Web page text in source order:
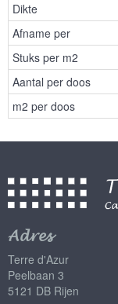
Dikte
Afname per
Stuks per m2
Aantal per doos
m2 per doos
Adres
Terre d'Azur
Peelbaan 3
5121 DB Rijen